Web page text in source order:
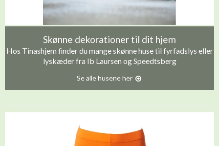
Skønne dekorationer til dit hjem
Hos Tinashjem finder du mange skønne huse til fyrfadslys eller
lyskæder fra Ib Laursen og Speedtsberg
Se alle husene her